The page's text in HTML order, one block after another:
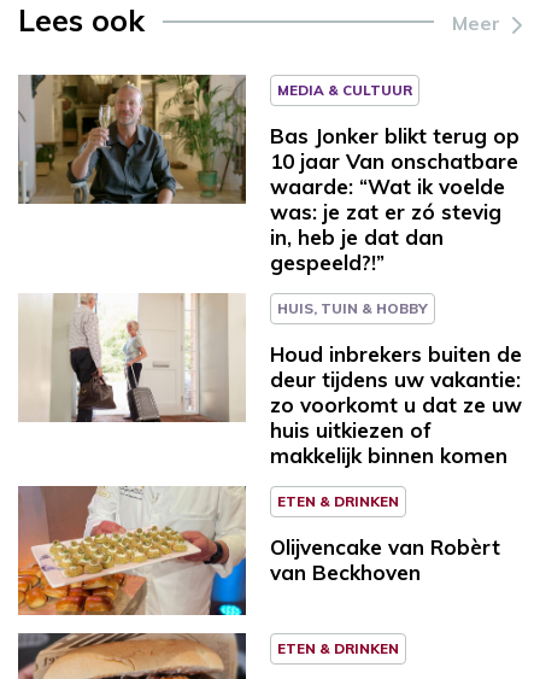
Lees ook Meer
MEDIA & CULTUUR
Bas Jonker blikt terug op
10 jaar Van onschatbare
waarde: “Wat ik voelde
was: je zat er zó stevig
in, heb je dat dan
gespeeld?!”
HUIS, TUIN & HOBBY
Houd inbrekers buiten de
deur tijdens uw vakantie:
zo voorkomt u dat ze uw
huis uitkiezen of
makkelijk binnen komen
ETEN & DRINKEN
Olijvencake van Robèrt
van Beckhoven
ETEN & DRINKEN